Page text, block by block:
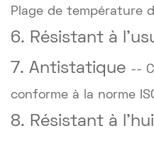
Plage de température
6. Résistant à
7. Antistatique --
conforme à la norme
8. Résistant à